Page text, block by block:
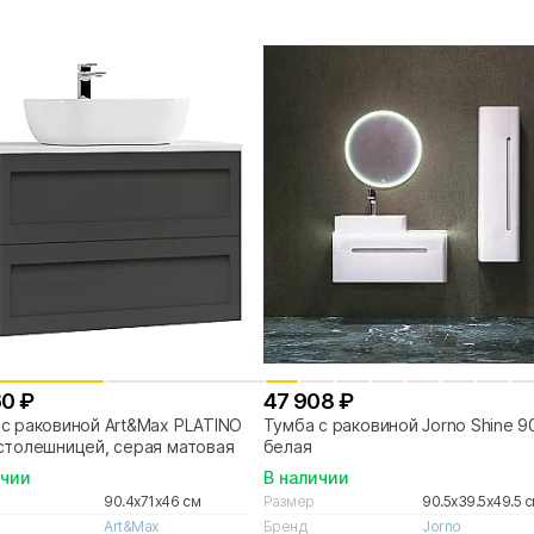
₽
раковиной Art&Max PLATINO
серая матовая
90.4x71x46 см
Art&Max
47 908 ₽
Тумба с раковиной Jorno Shine
белая
В наличии
Размер
90.5x39.5x49.5
Бренд
Jorno